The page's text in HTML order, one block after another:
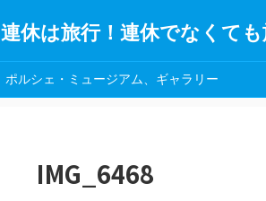
連休は旅行！連休でなくて
ポルシェ・ミュージアム、ギャラリー
IMG_6468